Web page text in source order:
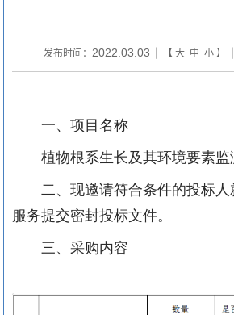
发布时间： 2022.03.03 | 【 大 中 小】
一、项目名称
植物根系生长及其环境要素监
二、 现邀请符合条件的投标
服务提交密封投标文件。
三、 采购内容